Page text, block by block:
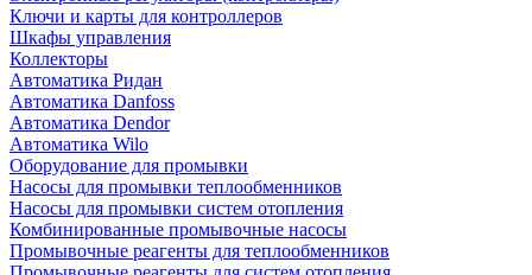
Ключи и карты для контроллеров
Шкафы управления
Коллекторы
Автоматика Ридан
Автоматика Danfoss
Автоматика Dendor
Автоматика Wilo
Оборудование для промывки
Насосы для промывки теплообменников
Насосы для промывки систем отопления
Комбинированные промывочные насосы
Промывочные реагенты для теплообменников